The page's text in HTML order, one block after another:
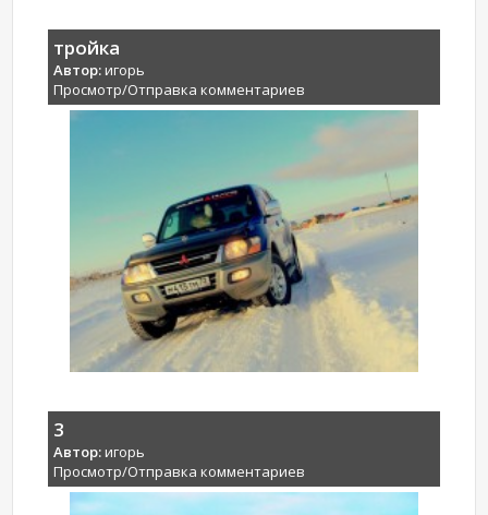
тройка
Автор:игорь
Просмотр/Отправка комментариев
3
Автор:игорь
Просмотр/Отправка комментариев